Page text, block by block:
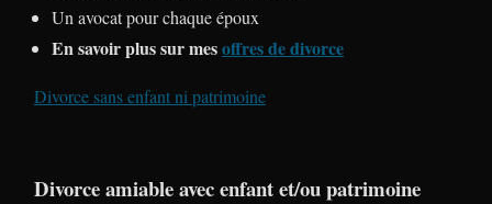
Un avocat pour chaque époux
En savoir plus sur mesoffres de divorce
Divorce sans enfant ni patrimoine
Divorce amiable avec enfant et/ou patrimoine